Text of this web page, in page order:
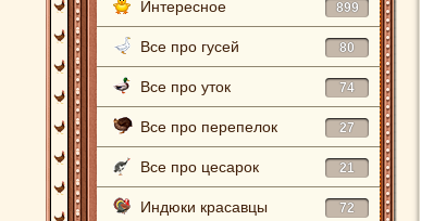
Интересное 899
Все про гусей 80
Все про уток 74
Все про перепелок 27
Все про цесарок 21
Индюки красавцы 72